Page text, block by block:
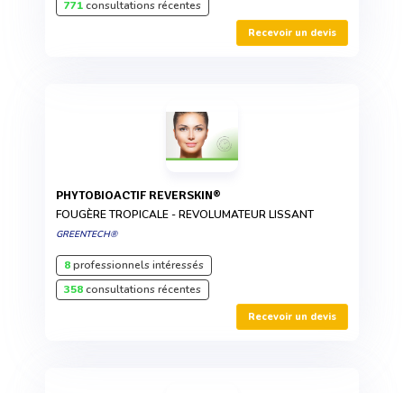
771consultations récentes
Recevoir un devis
PHYTOBIOACTIF REVERSKIN®
FOUGÈRE TROPICALE - REVOLUMATEUR LISSANT
GREENTECH®
8professionnels intéressés
358consultations récentes
Recevoir un devis